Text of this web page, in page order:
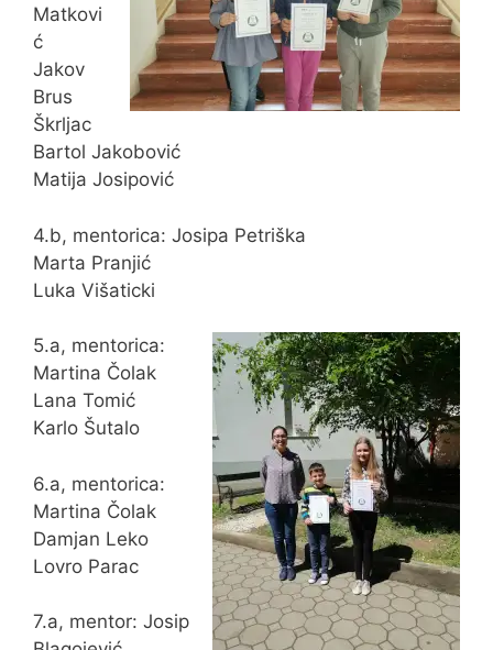
Matkovi
ć
Jakov
Brus
Škrljac
Bartol Jakobović
Matija Josipović
4.b, mentorica: Josipa Petriška
Marta Pranjić
Luka Višaticki
5.a, mentorica:
Martina Čolak
Lana Tomić
Karlo Šutalo
6.a, mentorica:
Martina Čolak
Damjan Leko
Lovro Parac
7.a, mentor: Josip